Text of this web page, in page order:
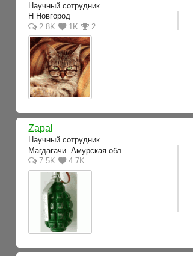
Научный сотрудник
Н Новгород
2.8K
1K 2
Zapal
Научный сотрудник
Магдагачи. Амурская обл.
7.5K
4.7K